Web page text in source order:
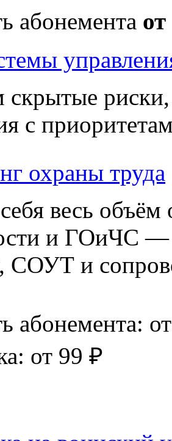
абонемента
скрытые
с
охраны труда
весь
и ГОиЧС —
СОУТ и
абонемента:
от 99 ₽